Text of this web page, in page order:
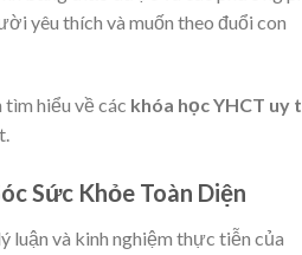
yêu thích và muốn theo đuổi con
tìm hiểu về các khóa học YHCT uy
Sức Khỏe Toàn Diện
luận và kinh nghiệm thực tiễn của